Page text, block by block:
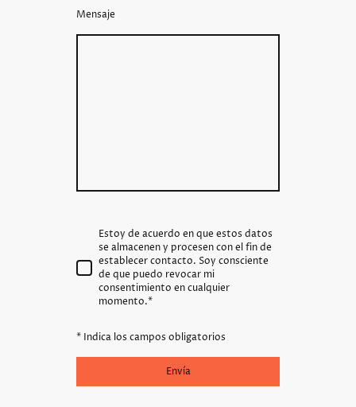
Mensaje
Estoy de acuerdo en que estos datos
se almacenen y procesen con el fin de
establecer contacto. Soy consciente
de que puedo revocar mi
consentimiento en cualquier
momento.*
* Indica los campos obligatorios
Envía